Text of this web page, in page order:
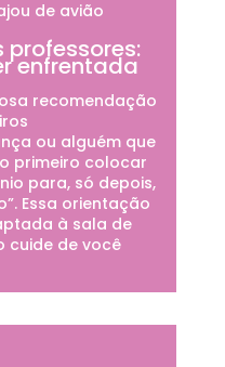
enfrentada
de avião
recomendação
ou alguém que
primeiro colocar
para, só depois,
Essa orientação
à sala de
cuide de você